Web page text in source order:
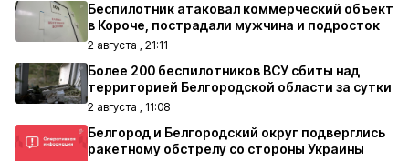
Беспилотник атаковал коммерческий объект
в Короче, пострадали мужчина и подросток
2 августа , 21:11
Более 200 беспилотников ВСУ сбиты над
территорией Белгородской области за сутки
2 августа , 11:08
Белгород и Белгородский округ подверглись
ракетному обстрелу со стороны Украины